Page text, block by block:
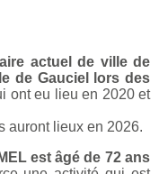
actuel de ville de
de Gauciel lors des
ont eu lieu en 2020 et
auront lieux en 2026.
est âgé de 72 ans